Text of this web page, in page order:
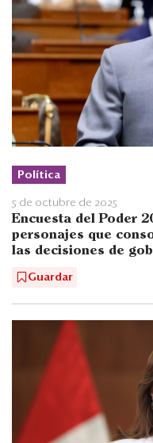
Política
5 de octubre de 2025
Encuesta del Poder
personajes que
las decisiones de
Guardar